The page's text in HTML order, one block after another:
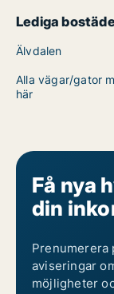
Lediga
Älvdalen
Alla vägar/gator
här
Få nya
din
Prenumerera
aviseringar
möjligheter